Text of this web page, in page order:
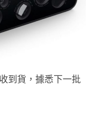
到貨，據悉下一批